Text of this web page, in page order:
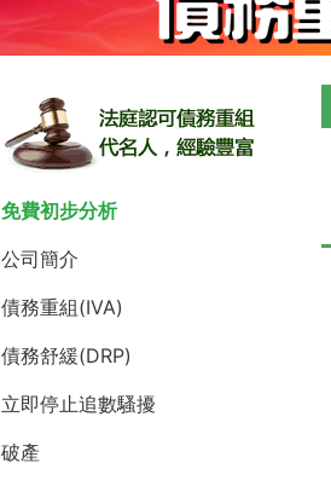
免費初步分析
公司簡介
債務重組(IVA)
債務舒緩(DRP)
立即停止追數騷擾
破產